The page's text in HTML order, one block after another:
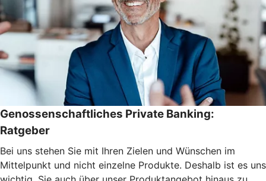
Genossenschaftliches Private Banking:
Ratgeber
Bei uns stehen Sie mit Ihren Zielen und Wünschen im
Mittelpunkt und nicht einzelne Produkte. Deshalb ist es uns